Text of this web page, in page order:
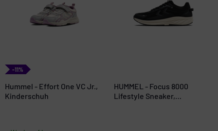
-11%
Hummel - Effort One VC Jr.,
Kinderschuh
HUMMEL - Focus 8000
Lifestyle Sneaker,